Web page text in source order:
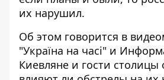
их нарушил.
Об этом говорится в
"Україна на часі" и
Киевляне и гости столицы